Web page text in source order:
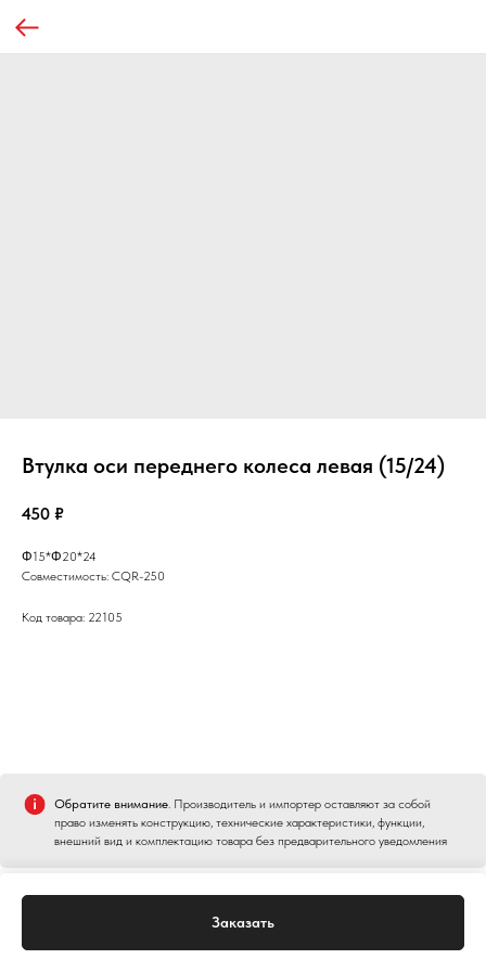
Втулка оси переднего колеса левая (15/24)
450 ₽
Заказать
Φ15*Φ20*24
Совместимость: CQR-250
Код товара: 22105
Обратите внимание. Производитель и импортер оставляют за собой
право изменять конструкцию, технические характеристики, функции,
внешний вид и комплектацию товара без предварительного уведомления